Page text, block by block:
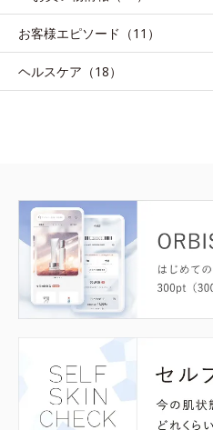
お客様エピソード（11）
ヘルスケア（18）